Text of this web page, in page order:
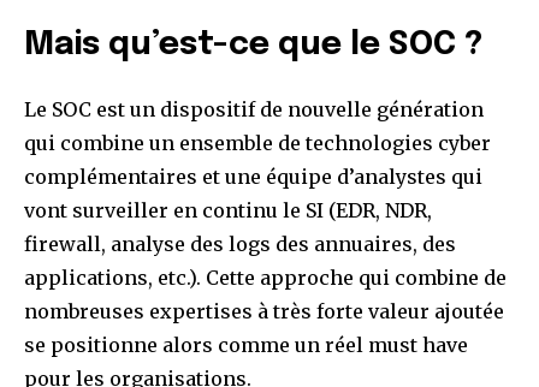
Mais qu’est-ce que le SOC ?
Le SOC est un dispositif de nouvelle génération
qui combine un ensemble de technologies cyber
complémentaires et une équipe d’analystes qui
vont surveiller en continu le SI (EDR, NDR,
firewall, analyse des logs des annuaires, des
applications, etc.). Cette approche qui combine de
nombreuses expertises à très forte valeur ajoutée
se positionne alors comme un réel must have
pour les organisations.